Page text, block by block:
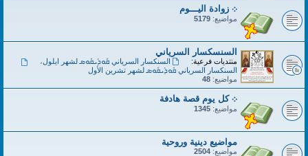
܀ زوادة اليـــوم
مواضيع: 5179
السنسكسار السرياني
منتديات فرعية: السنكسار السرياني ܩܽܘܕܺܝܩܽܘܣ لشهر ايلول،
السنكسار السرياني ܩܽܘܕܺܝܩܽܘܣ لشهر تشرين الأول
مواضيع: 48
܀ كل يوم قصة هادفة
مواضيع: 1345
مواضيع دينية وروحية
مواضيع: 2504